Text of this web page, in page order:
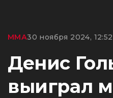
ММА30 ноября 2024, 12:52
Денис
выиграл